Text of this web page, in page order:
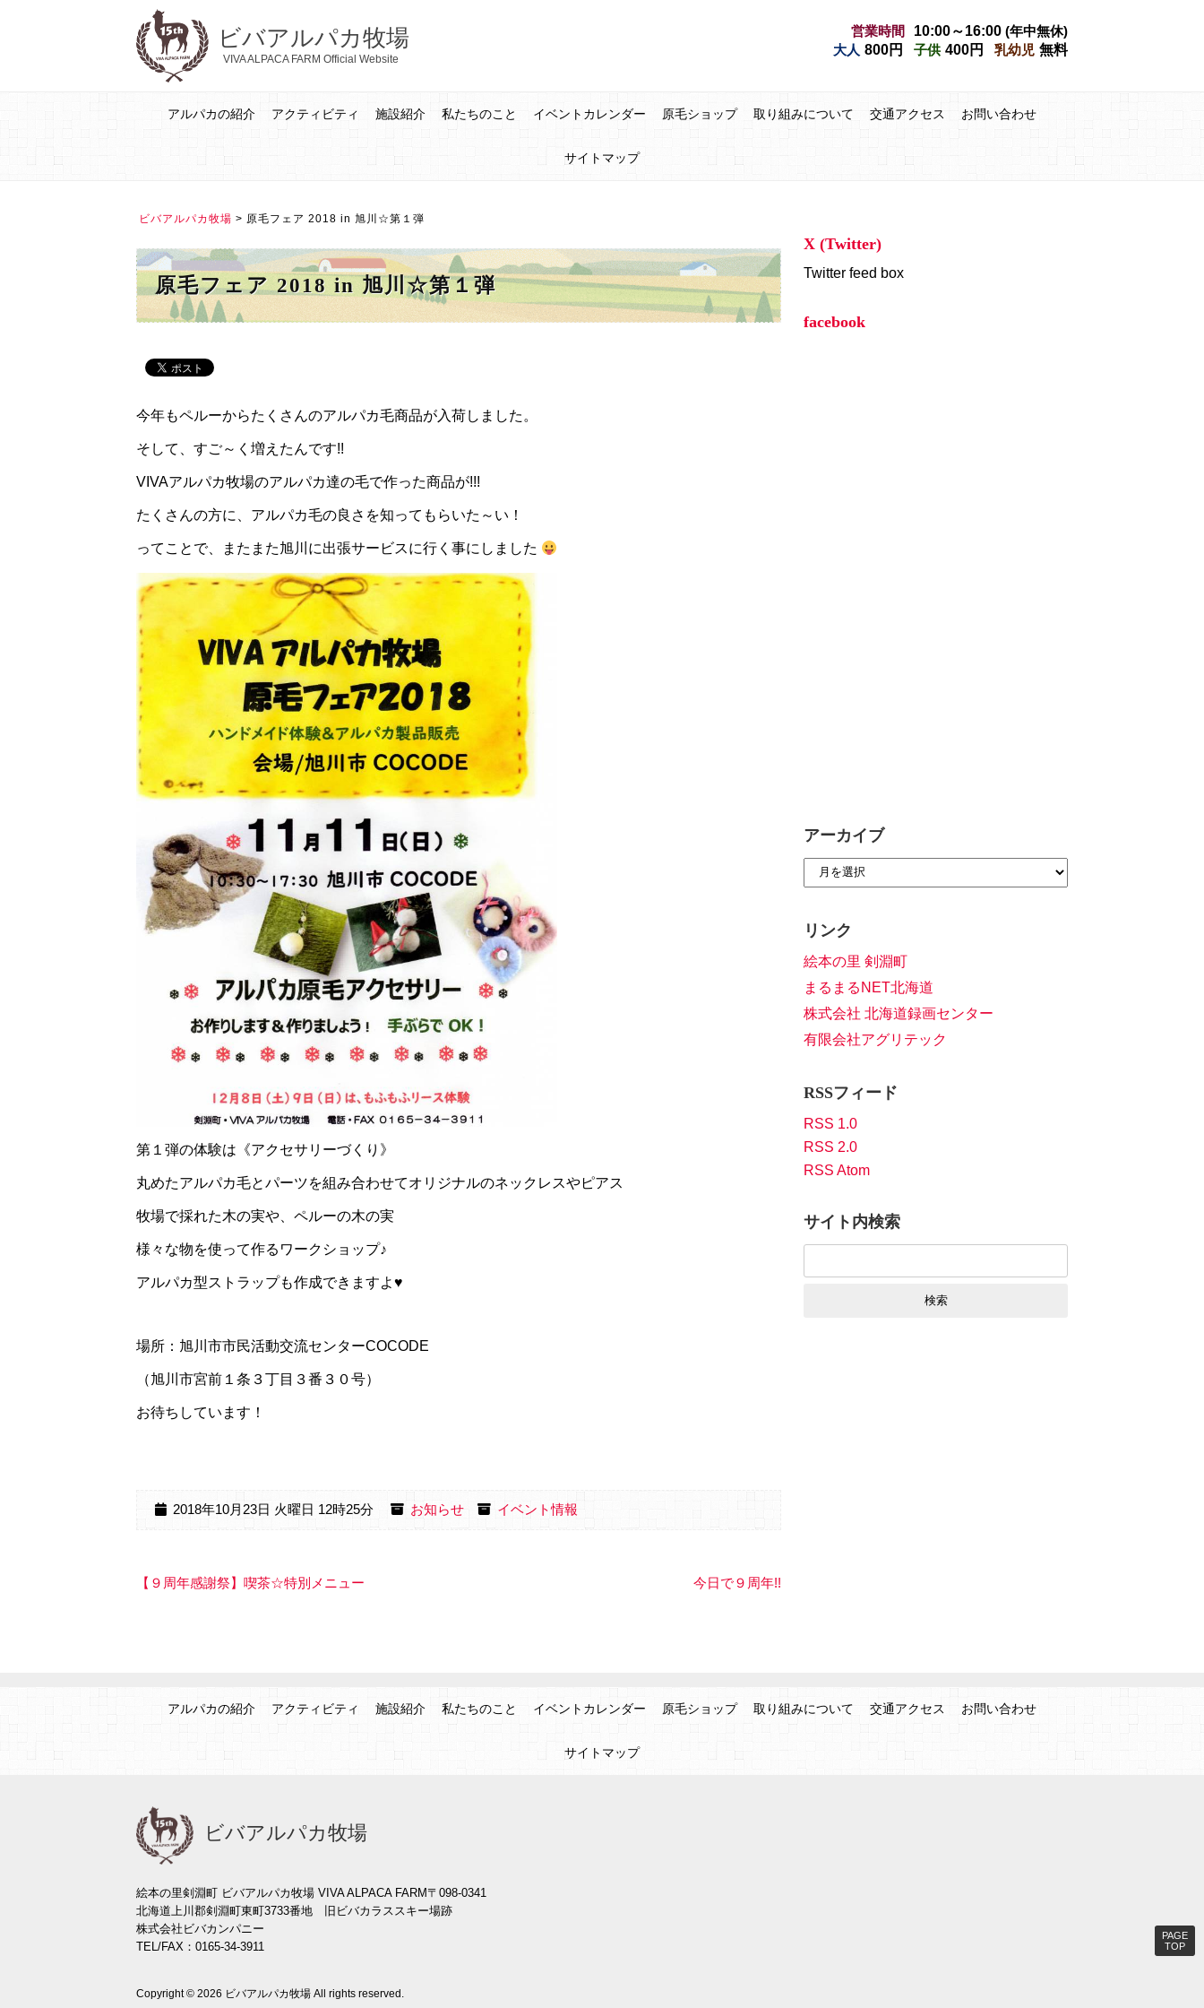
ビバアルパカ牧場
VIVA ALPACA FARM Official Website
営業時間 10:00～16:00 (年中無休)
大人 800円 子供 400円 乳幼児 無料
アルパカの紹介 アクティビティ 施設紹介 私たちのこと イベントカレンダー 原毛ショップ 取り組みについて 交通アクセス お問い合わせ
サイトマップ
ビバアルパカ牧場 > 原毛フェア 2018 in 旭川☆第１弾
原毛フェア 2018 in 旭川☆第１弾
今年もペルーからたくさんのアルパカ毛商品が入荷しました。
そして、すご～く増えたんです!!
VIVAアルパカ牧場のアルパカ達の毛で作った商品が!!!
たくさんの方に、アルパカ毛の良さを知ってもらいた～い！
ってことで、またまた旭川に出張サービスに行く事にしました
第１弾の体験は《アクセサリーづくり》
丸めたアルパカ毛とパーツを組み合わせてオリジナルのネックレスやピアス
牧場で採れた木の実や、ペルーの木の実
様々な物を使って作るワークショップ♪
アルパカ型ストラップも作成できますよ♥
場所：旭川市市民活動交流センターCOCODE
（旭川市宮前１条３丁目３番３０号）
お待ちしています！
2018年10月23日 火曜日 12時25分 お知らせ イベント情報
【９周年感謝祭】喫茶☆特別メニュー 今日で９周年!!
X (Twitter)
Twitter feed box
facebook
アーカイブ
リンク
絵本の里 剣淵町
まるまるNET北海道
株式会社 北海道録画センター
有限会社アグリテック
RSSフィード
RSS 1.0
RSS 2.0
RSS Atom
サイト内検索
アルパカの紹介 アクティビティ 施設紹介 私たちのこと イベントカレンダー 原毛ショップ 取り組みについて 交通アクセス お問い合わせ
サイトマップ
ビバアルパカ牧場
絵本の里剣淵町 ビバアルパカ牧場 VIVA ALPACA FARM〒098-0341
北海道上川郡剣淵町東町3733番地 旧ビバカラススキー場跡
株式会社ビバカンパニー
TEL/FAX：0165-34-3911
Copyright © 2026 ビバアルパカ牧場 All rights reserved.
PAGE
TOP